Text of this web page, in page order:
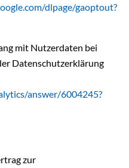
dlpage/gaoptout?
mit Nutzerdaten bei
Datenschutzerklärung
answer/6004245?
zur